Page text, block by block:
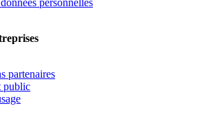
personnelles
partenaires
public